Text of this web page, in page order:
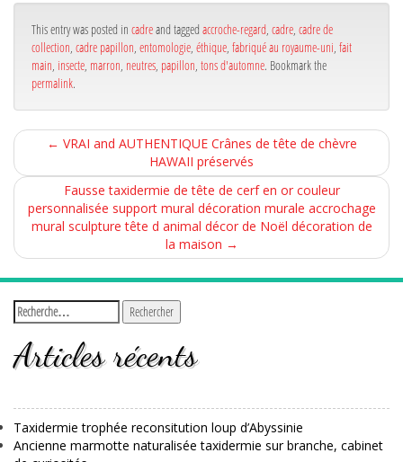
ok r
This entry was posted in cadreand tagged accroche-regard cadre cadre de
collection cadre papillon entomologie éthique fabriqué au royaume-uni fait
main insecte marron neutres papillon tons d'automne. Bookmark the
permalink.
← VRAI and AUTHENTIQUE Crânes de tête de chèvre
HAWAII préservés
Fausse taxidermie de tête de cerf en or couleur
personnalisée support mural décoration murale accrochage
mural sculpture tête d animal décor de Noël décoration de
la maison →
Articles récents
Taxidermie trophée reconsitution loup d’Abyssinie
Ancienne marmotte naturalisée taxidermie sur branche, cabinet